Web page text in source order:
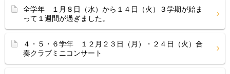
全学年 １月８日（水）から１４日（火）３学期が始ま
って１週間が過ぎました。
４・５・６学年 １２月２３日（月）・２４日（火）合
奏クラブミニコンサート